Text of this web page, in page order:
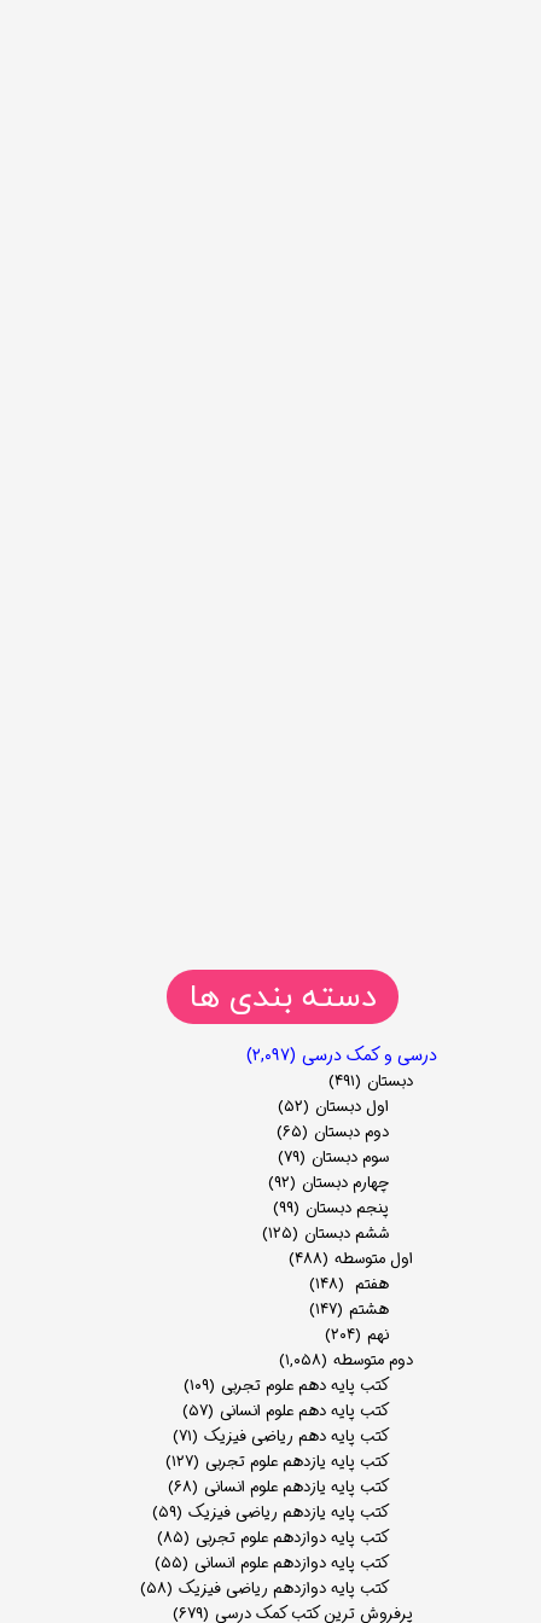
دسته بندی ها
درسی و کمک درسی (۲,۰۹۷)
دبستان (۴۹۱)
اول دبستان (۵۲)
دوم دبستان (۶۵)
سوم دبستان (۷۹)
چهارم دبستان (۹۲)
پنجم دبستان (۹۹)
ششم دبستان (۱۲۵)
اول متوسطه (۴۸۸)
هفتم (۱۴۸)
هشتم (۱۴۷)
نهم (۲۰۴)
دوم متوسطه (۱,۰۵۸)
کتب پایه دهم علوم تجربی (۱۰۹)
کتب پایه دهم علوم انسانی (۵۷)
کتب پایه دهم ریاضی فیزیک (۷۱)
کتب پایه یازدهم علوم تجربی (۱۲۷)
کتب پایه یازدهم علوم انسانی (۶۸)
کتب پایه یازدهم ریاضی فیزیک (۵۹)
کتب پایه دوازدهم علوم تجربی (۸۵)
کتب پایه دوازدهم علوم انسانی (۵۵)
کتب پایه دوازدهم ریاضی فیزیک (۵۸)
پرفروش ترین کتب کمک درسی (۶۷۹)